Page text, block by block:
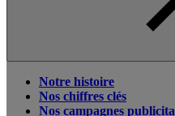
Notre histoire
Nos chiffres clés
Nos campagnes